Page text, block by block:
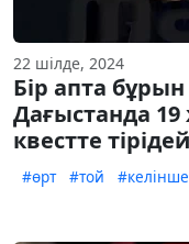
22 шілде, 2024
Бір апта
Дағыстанда
квестте
#өрт #той